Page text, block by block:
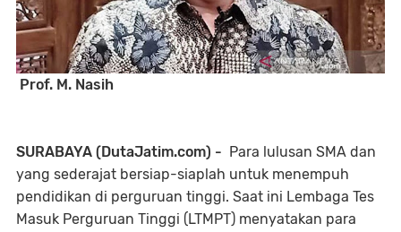
Prof. M. Nasih
SURABAYA (DutaJatim.com) - Para lulusan SMA dan
yang sederajat bersiap-siaplah untuk menempuh
pendidikan di perguruan tinggi. Saat ini Lembaga Tes
Masuk Perguruan Tinggi (LTMPT) menyatakan para